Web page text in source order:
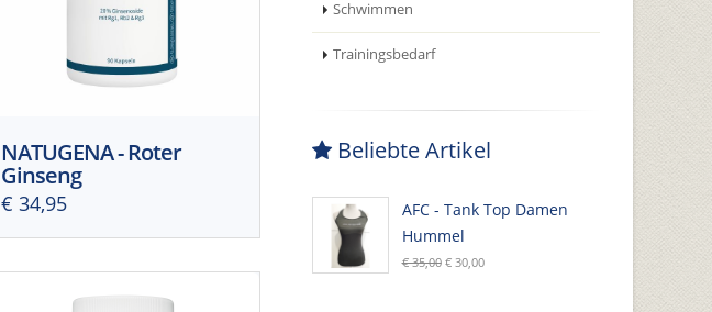
NATUGENA - Roter
Ginseng
€ 34,95
Schwimmen
Trainingsbedarf
Beliebte Artikel
AFC - Tank Top Damen
Hummel
€ 35,00 € 30,00